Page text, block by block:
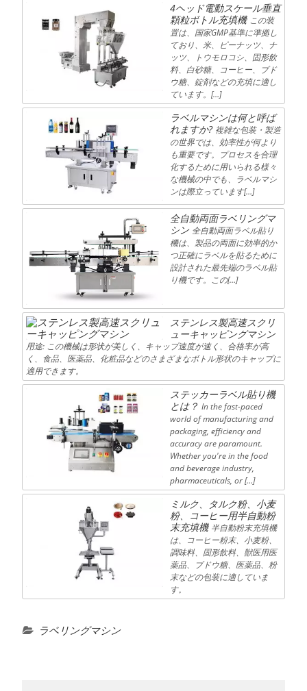
4ヘッド電動スケール垂直
顆粒ボトル充填機 この装
置は、国家GMP基準に準拠し
ており、米、ピーナッツ、ナ
ッツ、トウモロコシ、固形飲
料、白砂糖、コーヒー、ブド
ウ糖、錠剤などの充填に適し
ています。[…]
ラベルマシンは何と呼ば
れますか? 複雑な包装・製造
の世界では、効率性が何より
も重要です。プロセスを合理
化するために用いられる様々
な機械の中でも、ラベルマシ
ンは際立っています[…]
全自動両面ラベリングマ
シン 全自動両面ラベル貼り
機は、製品の両面に効率的か
つ正確にラベルを貼るために
設計された最先端のラベル貼
り機です。この[…]
ステンレス製高速スクリ
ューキャッピングマシン
用途: この機械は形状が美しく、キャップ速度が速く、合格率が高
く、食品、医薬品、化粧品などのさまざまなボトル形状のキャップに
適用できます。
ステッカーラベル貼り機
とは？ In the fast-paced
world of manufacturing and
packaging, efficiency and
accuracy are paramount.
Whether you're in the food
and beverage industry,
pharmaceuticals, or […]
ミルク、タルク粉、小麦
粉、コーヒー用半自動粉
末充填機 半自動粉末充填機
は、コーヒー粉末、小麦粉、
調味料、固形飲料、獣医用医
薬品、ブドウ糖、医薬品、粉
末などの包装に適していま
す。
ラベリングマシン